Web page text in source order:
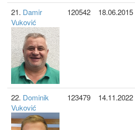
21. Damir
Vuković
120542 18.06.2015
22. Dominik
Vuković
123479 14.11.2022